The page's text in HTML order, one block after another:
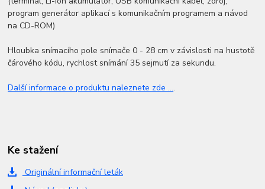
program generátor aplikací s komunikačním programem a návod
na CD-ROM)
Hloubka snímacího pole snímače 0 - 28 cm v závislosti na hustotě
čárového kódu, rychlost snímání 35 sejmutí za sekundu.
Další informace o produktu naleznete zde ....
Ke stažení
Originální informační leták